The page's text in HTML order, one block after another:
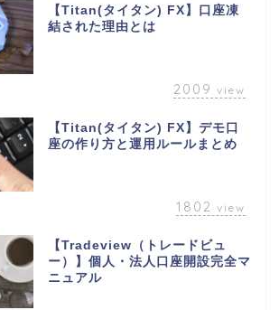
【Titan(タイタン) FX】口座凍
結された理由とは
2009 view
【Titan(タイタン) FX】デモ口
座の作り方と運用ルールまとめ
1802 view
【Tradeview（トレードビュ
ー）】個人・法人口座開設完全マ
ニュアル